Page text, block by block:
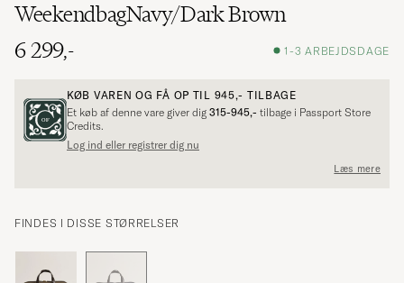
WeekendbagNavy/Dark Brown
6 299,-
1-3 ARBEJDSDAGE
KØB VAREN OG FÅ OP TIL 945,- TILBAGE
Et køb af denne vare giver dig 315-945,- tilbage i Passport Store
Credits.
Log ind eller registrer dig nu
Læs mere
FINDES I DISSE STØRRELSER